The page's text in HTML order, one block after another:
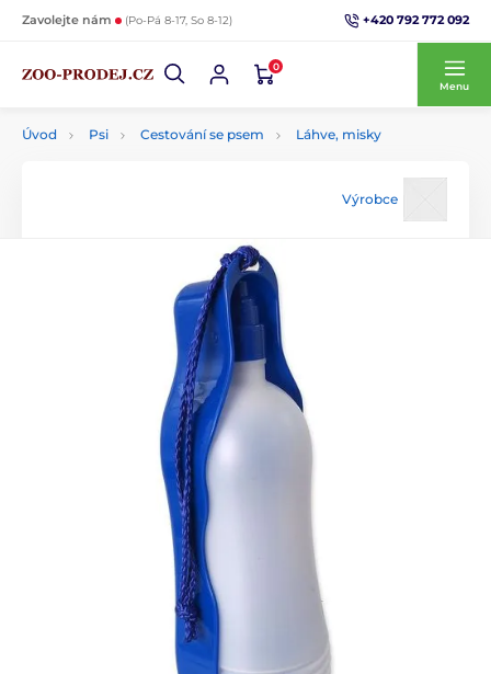
Zavolejte nám (Po-Pá 8-17, So 8-12) +420 792 772 092
0
Menu
Úvod Psi Cestování se psem Láhve, misky
Výrobce